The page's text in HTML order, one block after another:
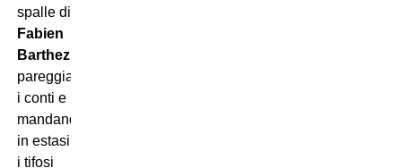
spalle di
Fabien
Barthez,
pareggiando
i conti e
mandando
in estasi
i tifosi